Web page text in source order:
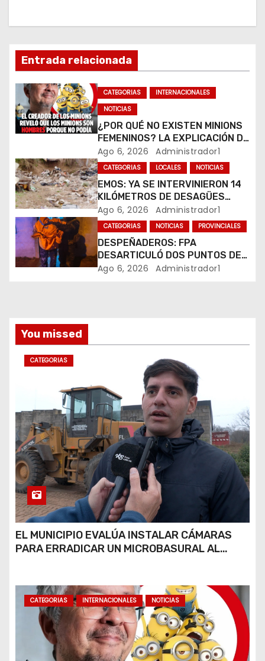
n
d
e
e
n
t
r
a
d
Entrada relacionada
CATEGORIAS
INTERNACIONALES
NOTICIAS
¿POR QUÉ NO EXISTEN MINIONS
FEMENINOS? LA EXPLICACIÓN DE
SU CREADOR QUE VOLVIÓ A
VIRALIZARSE
Ago 6, 2026 Administrador1
CATEGORIAS LOCALES NOTICIAS
EMOS: YA SE INTERVINIERON 14
KILÓMETROS DE DESAGÜES
PLUVIALES
Ago 6, 2026 Administrador1
CATEGORIAS NOTICIAS PROVINCIALES
DESPEÑADEROS: FPA
DESARTICULÓ DOS PUNTOS DE
VENTA DE DROGAS. TRES
Ago 6, 2026 Administrador1
You missed
CATEGORIAS
EL MUNICIPIO EVALÚA INSTALAR CÁMARAS
PARA ERRADICAR UN MICROBASURAL AL
CATEGORIAS INTERNACIONALES NOTICIAS